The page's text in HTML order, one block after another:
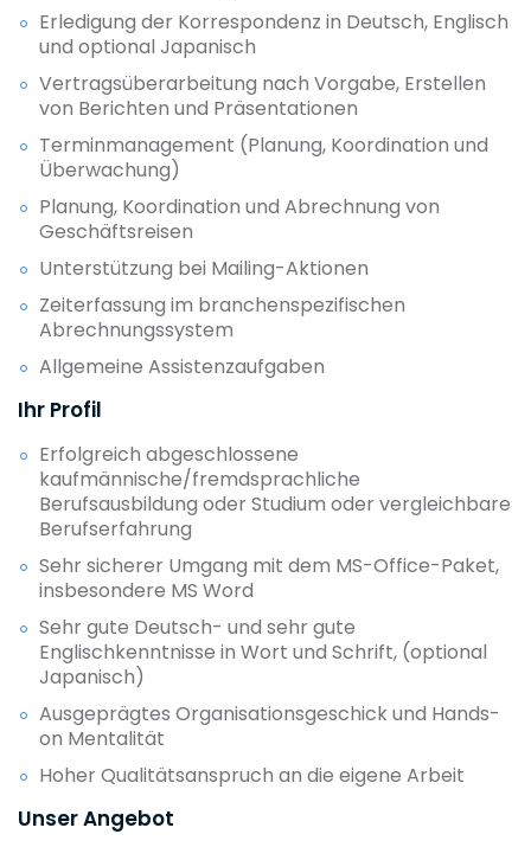
Erledigung der Korrespondenz in Deutsch, Englisch
und optional Japanisch
Vertragsüberarbeitung nach Vorgabe, Erstellen
von Berichten und Präsentationen
Terminmanagement (Planung, Koordination und
Überwachung)
Planung, Koordination und Abrechnung von
Geschäftsreisen
Unterstützung bei Mailing-Aktionen
Zeiterfassung im branchenspezifischen
Abrechnungssystem
Allgemeine Assistenzaufgaben
Ihr Profil
Erfolgreich abgeschlossene
kaufmännische/fremdsprachliche
Berufsausbildung oder Studium oder vergleichbare
Berufserfahrung
Sehr sicherer Umgang mit dem MS-Office-Paket,
insbesondere MS Word
Sehr gute Deutsch- und sehr gute
Englischkenntnisse in Wort und Schrift, (optional
Japanisch)
Ausgeprägtes Organisationsgeschick und Hands-
on Mentalität
Hoher Qualitätsanspruch an die eigene Arbeit
Unser Angebot